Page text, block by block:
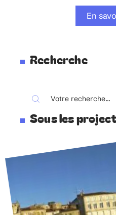
En
Recherche
Sous les